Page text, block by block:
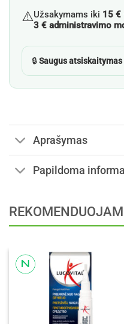
⚠️Užsakymams iki 15 €
3 € administravimo
🔒Saugus
Aprašymas
Papildoma